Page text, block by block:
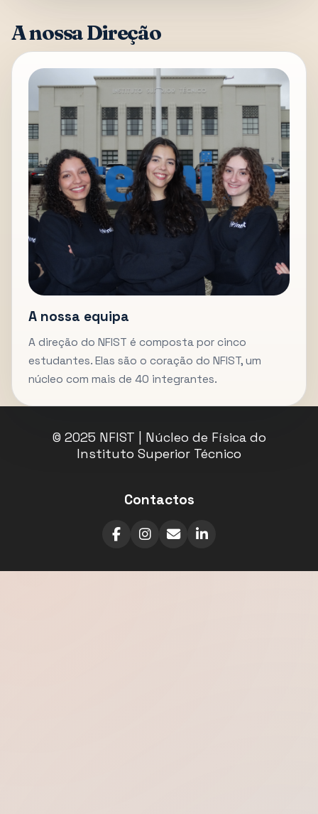
A nossa Direção
A nossa equipa
A direção do NFIST é composta por cinco
estudantes. Elas são o coração do NFIST, um
núcleo com mais de 40 integrantes.
© 2025 NFIST | Núcleo de Física do
Instituto Superior Técnico
Contactos